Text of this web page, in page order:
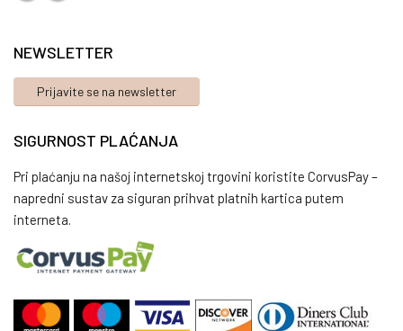
NEWSLETTER
Prijavite se na newsletter
SIGURNOST PLAĆANJA
Pri plaćanju na našoj internetskoj trgovini koristite CorvusPay –
napredni sustav za siguran prihvat platnih kartica putem
interneta.